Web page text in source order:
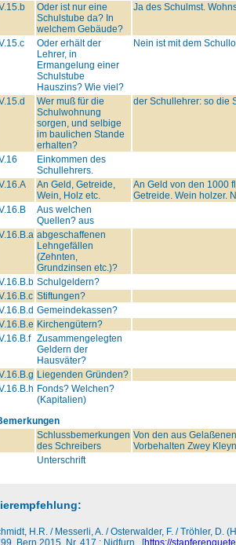
Oder ist nur eine
Schulstube da? In
welchem Gebäude?
Ja des Schulmst.
Oder erhält der
Lehrer, in
Ermangelung einer
Schulstube
Hauszins? Wie viel?
Nein ist mit dem
Wer muß für die
Schulwohnung
sorgen, und selbige
im baulichen Stande
erhalten?
der Schullehrer: so die
Einkommen des
Schullehrers.
An Geld, Getreide,
Wein, Holz etc.
An Geld von den 1000
Getreide. Wein holzer.
Aus welchen
Quellen? aus
abgeschaffenen
Lehngefällen
(Zehnten,
Grundzinsen etc.)?
Schulgeldern?
Stiftungen?
Gemeindekassen?
Kirchengütern?
Zusammengelegten
Geldern der
Hausväter?
Liegenden Gründen?
Fonds? Welchen?
(Kapitalien)
Schlussbemerkungen
des Schreibers
Von den aus
Vorbehalten Zwey
Unterschrift
H.R. / Messerli, A. / Osterwalder, F. / Tröhler,
Bern 2015, Nr. 417 : Nidfurn , [https://